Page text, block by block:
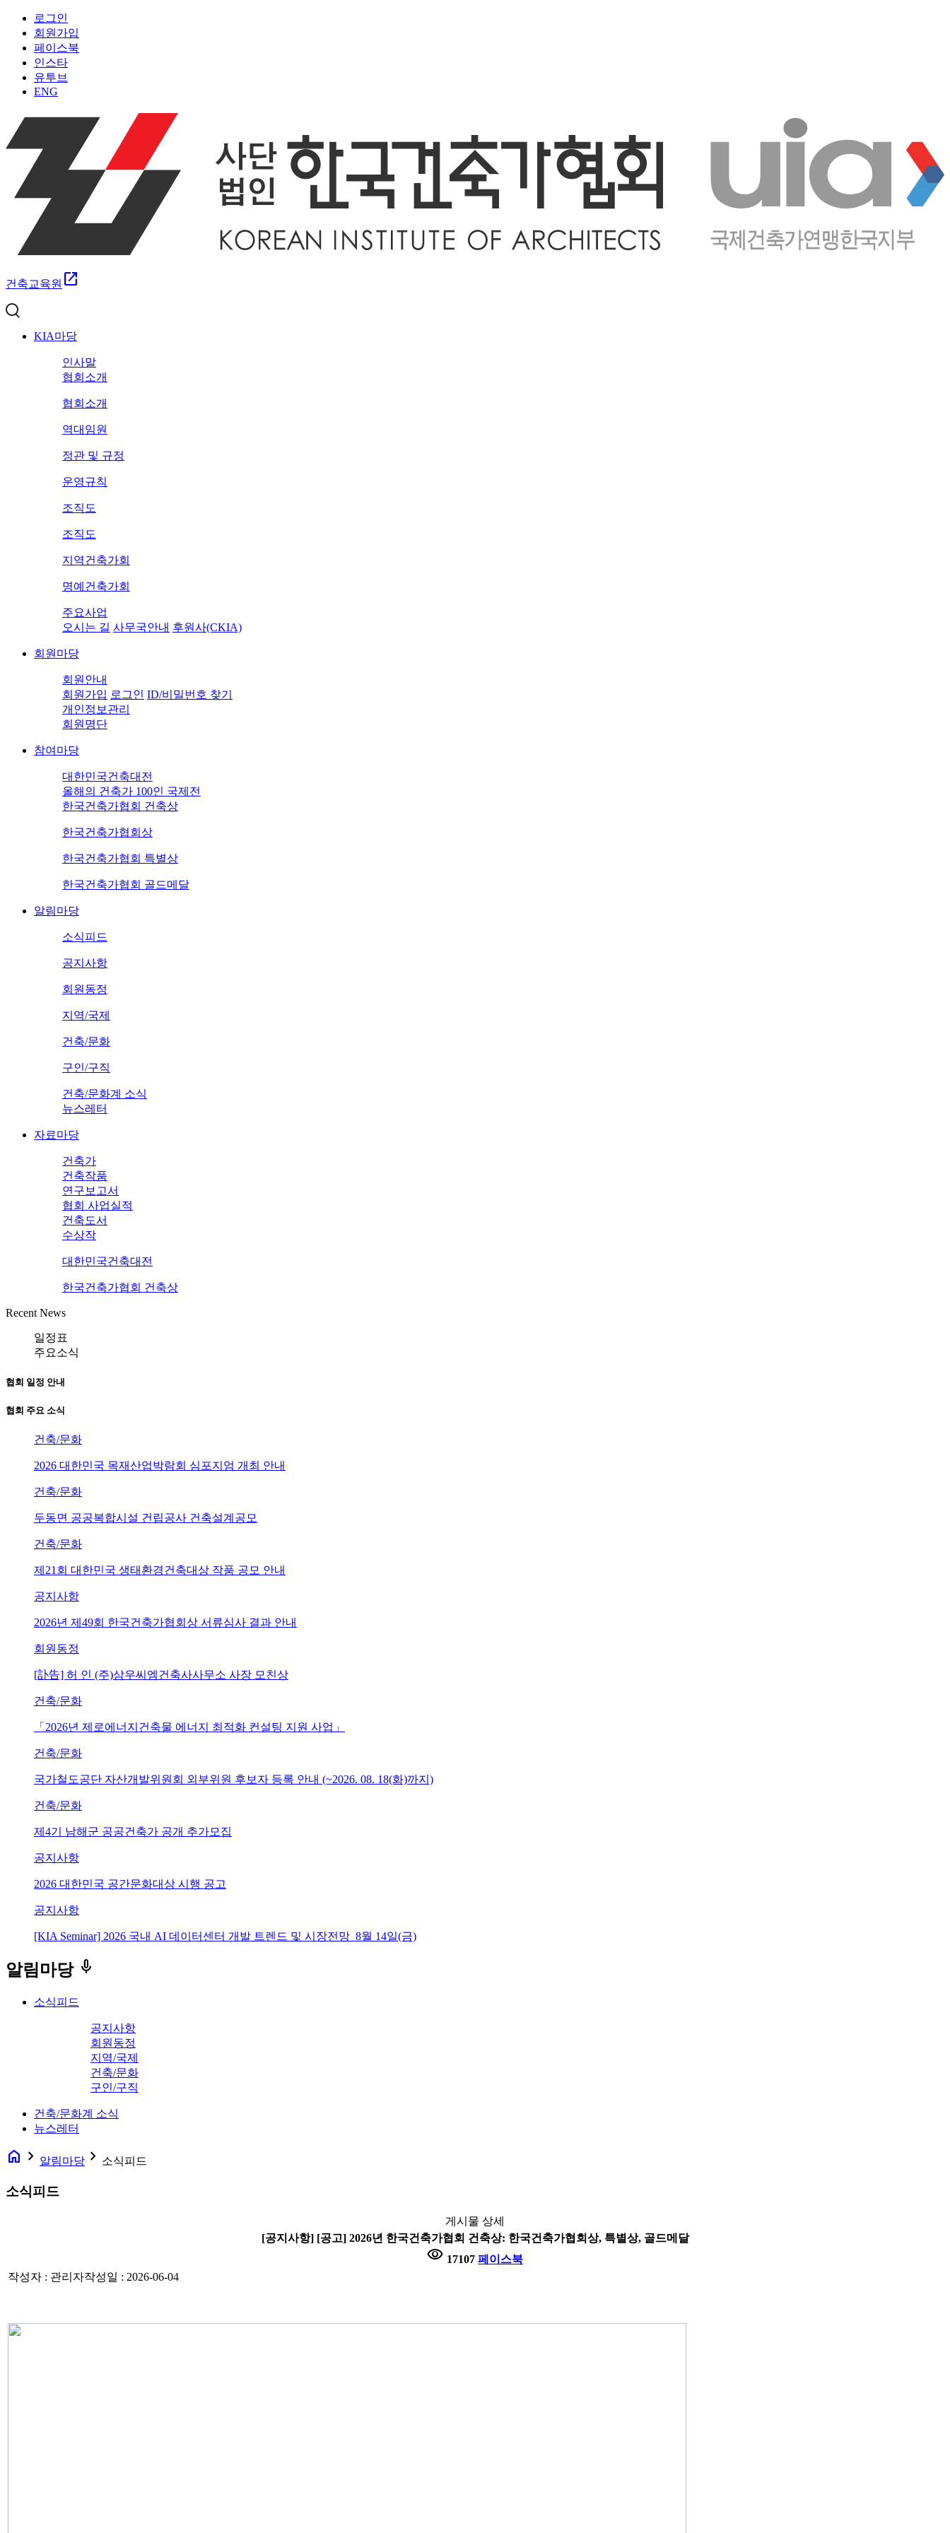
로그인
회원가입
페이스북
인스타
유투브
ENG
건축교육원 open_in_new
KIA마당
인사말
협회소개
협회소개
역대임원
정관 및 규정
운영규칙
조직도
조직도
지역건축가회
명예건축가회
주요사업
오시는 길 사무국안내 후원사(CKIA)
회원마당
회원안내
회원가입 로그인 ID/비밀번호 찾기
개인정보관리
회원명단
참여마당
대한민국건축대전
올해의 건축가 100인 국제전
한국건축가협회 건축상
한국건축가협회상
한국건축가협회 특별상
한국건축가협회 골드메달
알림마당
소식피드
공지사항
회원동정
지역/국제
건축/문화
구인/구직
건축/문화계 소식
뉴스레터
자료마당
건축가
건축작품
연구보고서
협회 사업실적
건축도서
수상작
대한민국건축대전
한국건축가협회 건축상
Recent News
일정표
주요소식
협회 일정 안내
협회 주요 소식
건축/문화
2026 대한민국 목재산업박람회 심포지엄 개최 안내
건축/문화
두동면 공공복합시설 건립공사 건축설계공모
건축/문화
제21회 대한민국 생태환경건축대상 작품 공모 안내
공지사항
2026년 제49회 한국건축가협회상 서류심사 결과 안내
회원동정
[訃告] 허 인 (주)삼우씨엠건축사사무소 사장 모친상
건축/문화
「2026년 제로에너지건축물 에너지 최적화 컨설팅 지원 사업」
건축/문화
국가철도공단 자산개발위원회 외부위원 후보자 등록 안내 (~2026. 08. 18(화)까지)
건축/문화
제4기 남해군 공공건축가 공개 추가모집
공지사항
2026 대한민국 공간문화대상 시행 공고
공지사항
[KIA Seminar] 2026 국내 AI 데이터센터 개발 트렌드 및 시장전망_8월 14일(금)
알림마당 keyboard_voice
소식피드
공지사항
회원동정
지역/국제
건축/문화
구인/구직
건축/문화계 소식
뉴스레터
home navigate_next 알림마당 navigate_next 소식피드
소식피드
게시물 상세
[공지사항] [공고] 2026년 한국건축가협회 건축상: 한국건축가협회상, 특별상, 골드메달
visibility 17107 페이스북
작성자 : 관리자작성일 : 2026-06-04